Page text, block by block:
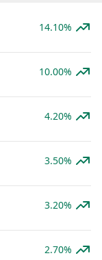
14.10%
10.00%
4.20%
3.50%
3.20%
2.70%